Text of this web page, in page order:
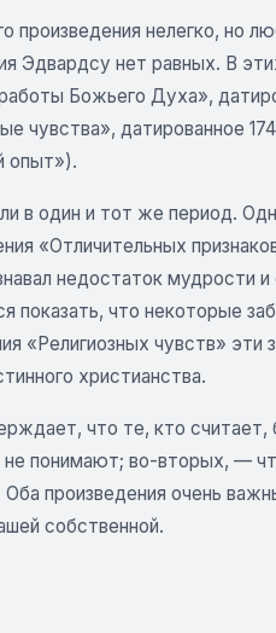
нелегко, но
Эдвардсу нет равных. В
Божьего Духа»,
чувства», датированное
опыт»).
в один и тот же период.
«Отличительных
недостаток мудрости
показать, что некоторые
«Религиозных чувств» эти
христианства.
что те, кто считает,
не понимают; во-вторых, —
произведения очень
собственной.